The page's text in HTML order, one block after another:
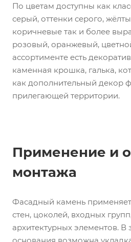
По цветам доступны как
серый, оттенки серого,
коричневые так и более
розовый, оранжевый,
ассортименте есть
каменная крошка, галька,
как дополнительный декор
прилегающей территории.
Применение и
монтажа
Фасадный камень
стен, цоколей, входных
архитектурных элементов. В